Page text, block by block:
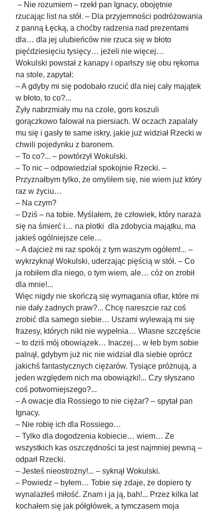
– Nie rozumiem – rzekł pan Ignacy, obojętnie
rzucając list na stół. – Dla przyjemności podróżowania
z panną Łęcką, a choćby radzenia nad prezentami
dla… dla jej ulubieńców nie rzuca się w błoto
pięćdziesięciu tysięcy… jeżeli nie więcej…
Wokulski powstał z kanapy i oparłszy się obu rękoma
na stole, zapytał:
– A gdyby mi się podobało rzucić dla niej cały majątek
w błoto, to co?...
Żyły nabrzmiały mu na czole, gors koszuli
gorączkowo falował na piersiach. W oczach zapalały
mu się i gasły te same iskry, jakie już widział Rzecki w
chwili pojedynku z baronem.
– To co?... – powtórzył Wokulski.
– To nic – odpowiedział spokojnie Rzecki. –
Przyznałbym tylko, że omyliłem się, nie wiem już który
raz w życiu…
– Na czym?
– Dziś – na tobie. Myślałem, że człowiek, który naraża
się na śmierć i… na plotki dla zdobycia majątku, ma
jakieś ogólniejsze cele…
– A dajcież mi raz spokój z tym waszym ogółem!... –
wykrzyknął Wokulski, uderzając pięścią w stół. – Co
ja robiłem dla niego, o tym wiem, ale… cóż on zrobił
dla mnie!...
Więc nigdy nie skończą się wymagania ofiar, które mi
nie dały żadnych praw?... Chcę nareszcie raz coś
zrobić dla samego siebie… Uszami wylewają mi się
frazesy, których nikt nie wypełnia… Własne szczęście
– to dziś mój obowiązek… Inaczej… w łeb bym sobie
palnął, gdybym już nic nie widział dla siebie oprócz
jakichś fantastycznych ciężarów. Tysiące próżnują, a
jeden względem nich ma obowiązki!... Czy słyszano
coś potworniejszego?...
– A owacje dla Rossiego to nie ciężar? – spytał pan
Ignacy.
– Nie robię ich dla Rossiego…
– Tylko dla dogodzenia kobiecie… wiem… Ze
wszystkich kas oszczędności ta jest najmniej pewną –
odparł Rzecki.
– Jesteś nieostrożny!... – syknął Wokulski.
– Powiedz – byłem… Tobie się zdaje, że dopiero ty
wynalazłeś miłość. Znam i ja ją, bah!... Przez kilka lat
kochałem się jak półgłówek, a tymczasem moja